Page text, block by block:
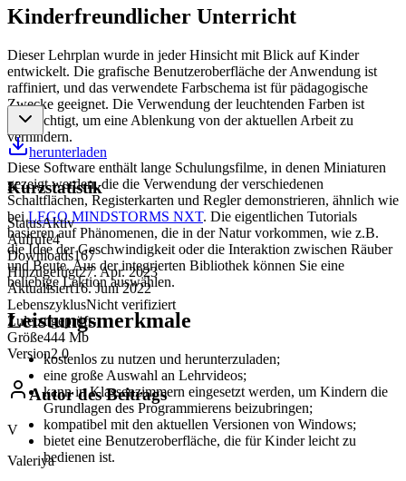
Kinderfreundlicher Unterricht
Dieser Lehrplan wurde in jeder Hinsicht mit Blick auf Kinder
entwickelt. Die grafische Benutzeroberfläche der Anwendung ist
raffiniert, und das verwendete Farbschema ist für pädagogische
Zwecke geeignet. Die Verwendung der leuchtenden Farben ist
beabsichtigt, um eine Ablenkung von der aktuellen Arbeit zu
verhindern.
Diese Software enthält lange Schulungsfilme, in denen Miniaturen
gezeigt werden, die die Verwendung der verschiedenen
Schaltflächen, Registerkarten und Regler demonstrieren, ähnlich wie
beiLEGO MINDSTORMS NXT. Die eigentlichen Tutorials
basieren auf Phänomenen, die in der Natur vorkommen, wie z.B.
die Idee der Geschwindigkeit oder die Interaktion zwischen Räuber
und Beute. Aus der integrierten Bibliothek können Sie eine
beliebige Lektion auswählen.
Leistungsmerkmale
kostenlos zu nutzen und herunterzuladen;
eine große Auswahl an Lehrvideos;
kann in Klassenzimmern eingesetzt werden, um Kindern die
Grundlagen des Programmierens beizubringen;
kompatibel mit den aktuellen Versionen von Windows;
bietet eine Benutzeroberfläche, die für Kinder leicht zu
bedienen ist.
herunterladen
Kurzstatistik
StatusAktiv
Aufrufe4
Downloads167
Hinzugefügt27. Apr. 2023
Aktualisiert16. Juni 2022
LebenszyklusNicht verifiziert
Zuletzt geprüft-
Größe444 Mb
Version2.0
Autor des Beitrags
V
Valeriya